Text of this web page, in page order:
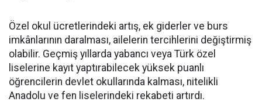
Özel okul ücretlerindeki artış, ek giderler ve burs
imkânlarının daralması, ailelerin tercihlerini değiştirmiş
olabilir. Geçmiş yıllarda yabancı veya Türk özel
liselerine kayıt yaptırabilecek yüksek puanlı
öğrencilerin devlet okullarında kalması, nitelikli
Anadolu ve fen liselerindeki rekabeti artırdı.